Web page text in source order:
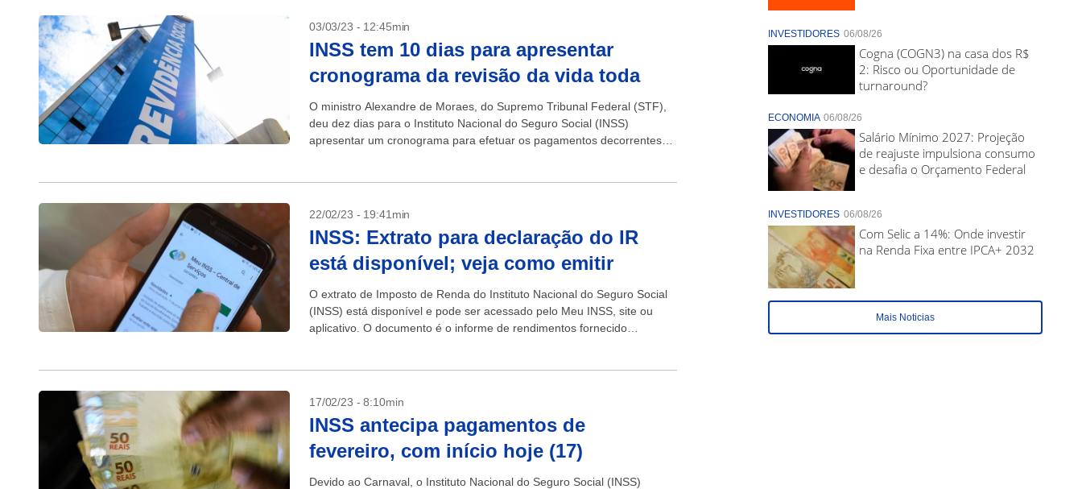
03/03/23 - 12:45min
INSS tem 10 dias para apresentar
cronograma da revisão da vida toda
O ministro Alexandre de Moraes, do Supremo Tribunal Federal (STF),
deu dez dias para o Instituto Nacional do Seguro Social (INSS)
apresentar um cronograma para efetuar os pagamentos decorrentes
22/02/23 - 19:41min
INSS: Extrato para declaração do IR
está disponível; veja como emitir
O extrato de Imposto de Renda do Instituto Nacional do Seguro Social
(INSS) está disponível e pode ser acessado pelo Meu INSS, site ou
aplicativo. O documento é o informe de rendimentos fornecido
17/02/23 - 8:10min
INSS antecipa pagamentos de
fevereiro, com início hoje (17)
Devido ao Carnaval, o Instituto Nacional do Seguro Social (INSS)
INVESTIDORES 06/08/26
Cogna (COGN3) na casa dos R$
2: Risco ou Oportunidade de
turnaround?
ECONOMIA 06/08/26
Salário Mínimo 2027: Projeção
de reajuste impulsiona consumo
e desafia o Orçamento Federal
INVESTIDORES 06/08/26
Com Selic a 14%: Onde investir
na Renda Fixa entre IPCA+ 2032
Mais Noticias